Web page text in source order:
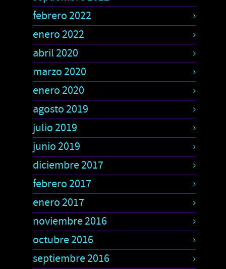
febrero 2022
enero 2022
abril 2020
marzo 2020
enero 2020
agosto 2019
julio 2019
junio 2019
diciembre 2017
febrero 2017
enero 2017
noviembre 2016
octubre 2016
septiembre 2016